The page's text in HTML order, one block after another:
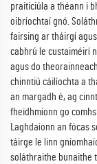
praiticiúla a théann i
oibríochtaí gnó.
fairsing ar tháirgí
cabhrú le custaiméirí
agus do
chinntiú cáilíochta a
an margadh é, ag
fheidhmíonn go
Laghdaíonn an fócas
táirge le linn
soláthraithe bunaithe